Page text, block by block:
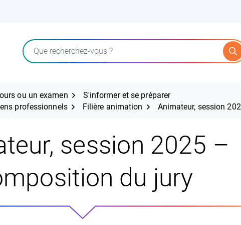
Rechercher
ou un examen
S'informer et se préparer
professionnels
Filière animation Animateur, session
session 2025 –
du jury